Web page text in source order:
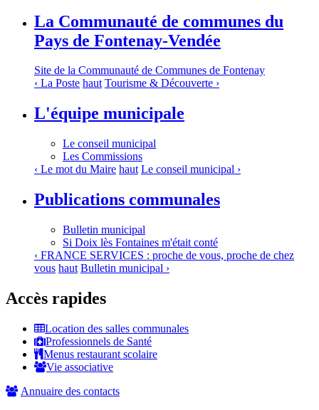
La Communauté de communes du
Pays de Fontenay-Vendée
Site de la Communauté de Communes de Fontenay
‹ La Poste haut Tourisme & Découverte ›
L'équipe municipale
Le conseil municipal
Les Commissions
‹ Le mot du Maire haut Le conseil municipal ›
Publications communales
Bulletin municipal
Si Doix lès Fontaines m'était conté
‹ FRANCE SERVICES : proche de vous, proche de chez
vous haut Bulletin municipal ›
Accès rapides
Location des salles communales
Professionnels de Santé
Menus restaurant scolaire
Vie associative
Annuaire des contacts